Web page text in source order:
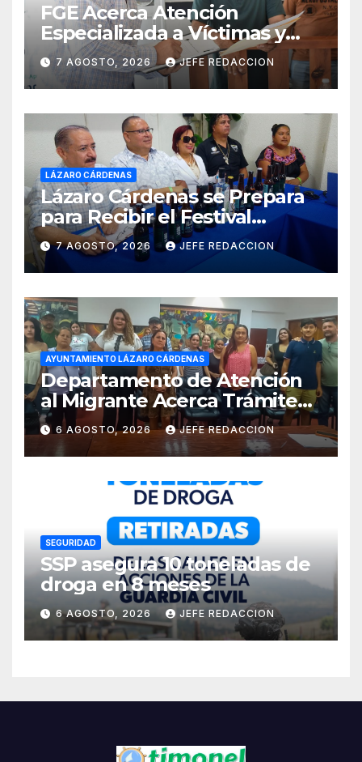
FGE Acerca Atención
Especializada a Víctimas y
Ciudadanía de Coalcomán
7 AGOSTO, 2026 JEFE REDACCION
LÁZARO CÁRDENAS
Lázaro Cárdenas se Prepara
para Recibir el Festival
Internacional de la Cerveza
Costa de Michoacán 2026
7 AGOSTO, 2026 JEFE REDACCION
AYUNTAMIENTO LÁZARO CÁRDENAS
Departamento de Atención
al Migrante Acerca Trámite
de Pasaportes
Estadounidenses a
Residentes de Lázaro
Cárdenas
6 AGOSTO, 2026 JEFE REDACCION
SEGURIDAD
SSP asegura 10 toneladas de
droga en 8 meses
6 AGOSTO, 2026 JEFE REDACCION